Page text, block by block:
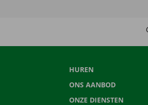
HUREN
ONS AANBOD
ONZE DIENSTEN